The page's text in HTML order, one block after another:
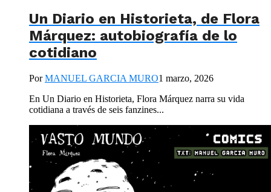
Un Diario en Historieta, de Flora
Márquez: autobiografía de lo
cotidiano
PorMANUEL GARCIA MURO1 marzo, 2026
En Un Diario en Historieta, Flora Márquez narra su vida
cotidiana a través de seis fanzines...